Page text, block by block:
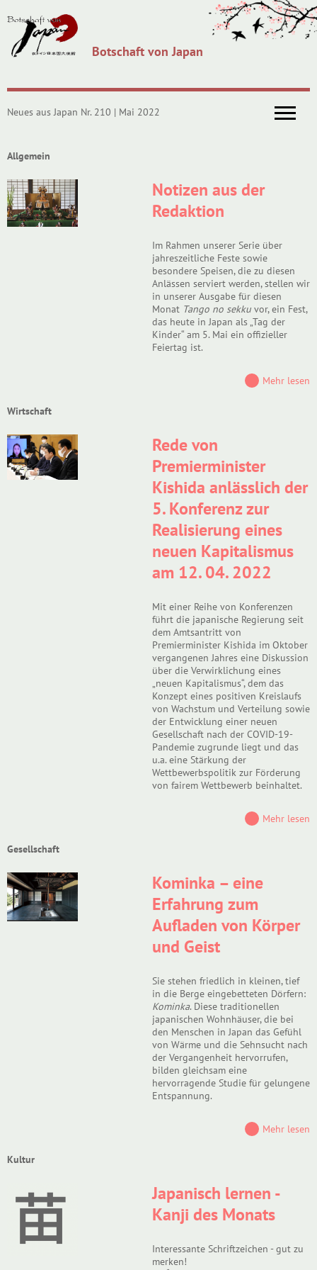
Botschaft von Japan
Neues aus Japan Nr. 210 | Mai 2022
Allgemein
Notizen aus der
Redaktion
Im Rahmen unserer Serie über
jahreszeitliche Feste sowie
besondere Speisen, die zu diesen
Anlässen serviert werden, stellen wir
in unserer Ausgabe für diesen
Monat Tango no sekku vor, ein Fest,
das heute in Japan als „Tag der
Kinder“ am 5. Mai ein offizieller
Feiertag ist.
Mehr lesen
Wirtschaft
Rede von
Premierminister
Kishida anlässlich der
5. Konferenz zur
Realisierung eines
neuen Kapitalismus
am 12. 04. 2022
Mit einer Reihe von Konferenzen
führt die japanische Regierung seit
dem Amtsantritt von
Premierminister Kishida im Oktober
vergangenen Jahres eine Diskussion
über die Verwirklichung eines
„neuen Kapitalismus“, dem das
Konzept eines positiven Kreislaufs
von Wachstum und Verteilung sowie
der Entwicklung einer neuen
Gesellschaft nach der COVID-19-
Pandemie zugrunde liegt und das
u.a. eine Stärkung der
Wettbewerbspolitik zur Förderung
von fairem Wettbewerb beinhaltet.
Mehr lesen
Gesellschaft
Kominka – eine
Erfahrung zum
Aufladen von Körper
und Geist
Sie stehen friedlich in kleinen, tief
in die Berge eingebetteten Dörfern:
Kominka. Diese traditionellen
japanischen Wohnhäuser, die bei
den Menschen in Japan das Gefühl
von Wärme und die Sehnsucht nach
der Vergangenheit hervorrufen,
bilden gleichsam eine
hervorragende Studie für gelungene
Entspannung.
Mehr lesen
Kultur
Japanisch lernen -
Kanji des Monats
Interessante Schriftzeichen - gut zu
merken!